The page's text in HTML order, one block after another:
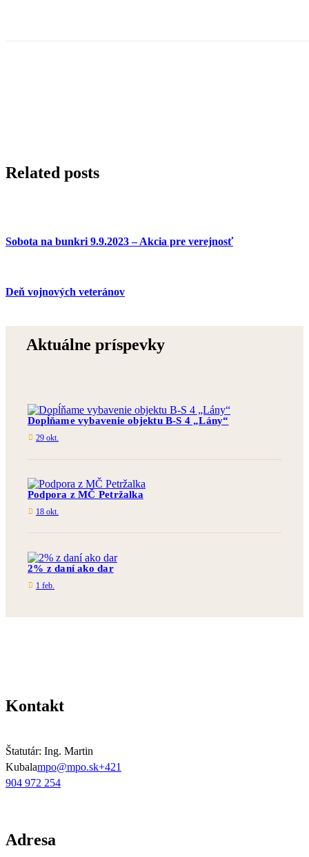
Related posts
Sobota na bunkri 9.9.2023 – Akcia pre verejnosť
Deň vojnových veteránov
Aktuálne príspevky
Dopĺňame vybavenie objektu B-S 4 „Lány“
29 okt.
Podpora z MČ Petržalka
18 okt.
2% z daní ako dar
1 feb.
Kontakt
Štatutár: Ing. Martin
Kubalampo@mpo.sk+421
904 972 254
Adresa